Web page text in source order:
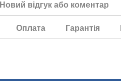
Новий відгук або коментар
Оплата Гарантія